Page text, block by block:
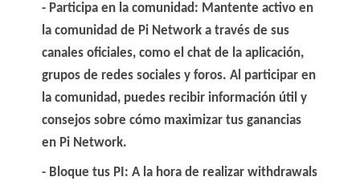
Participa en la comunidad: Mantente activo en
la comunidad de Pi Network a través de sus
canales oficiales, como el chat de la aplicación,
grupos de redes sociales y foros. Al participar en
la comunidad, puedes recibir información útil y
consejos sobre cómo maximizar tus ganancias
en Pi Network.
Bloque tus PI : A la hora de realizar withdrawals